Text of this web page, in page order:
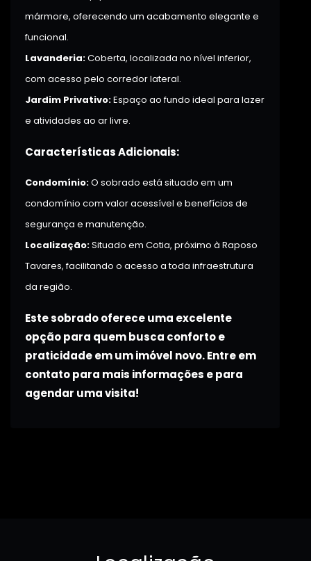
mármore, oferecendo um acabamento elegante e
funcional.
Lavanderia:Coberta, localizada no nível inferior,
com acesso pelo corredor lateral.
Jardim Privativo:Espaço ao fundo ideal para lazer
e atividades ao ar livre.
Características Adicionais:
Condomínio:O sobrado está situado em um
condomínio com valor acessível e benefícios de
segurança e manutenção.
Localização:Situado em Cotia, próximo à Raposo
Tavares, facilitando o acesso a toda infraestrutura
da região.
Este sobrado oferece uma excelente
opção para quem busca conforto e
praticidade em um imóvel novo. Entre em
contato para mais informações e para
agendar uma visita!